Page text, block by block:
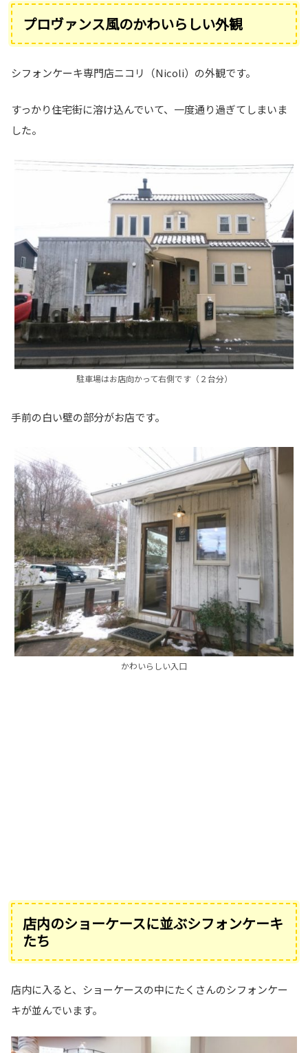
プロヴァンス風のかわいらしい外観
シフォンケーキ専門店ニコリ（Nicoli）の外観です。
すっかり住宅街に溶け込んでいて、一度通り過ぎてしまいま
した。
駐車場はお店向かって右側です（２台分）
手前の白い壁の部分がお店です。
かわいらしい入口
店内のショーケースに並ぶシフォンケーキ
たち
店内に入ると、ショーケースの中にたくさんのシフォンケー
キが並んでいます。